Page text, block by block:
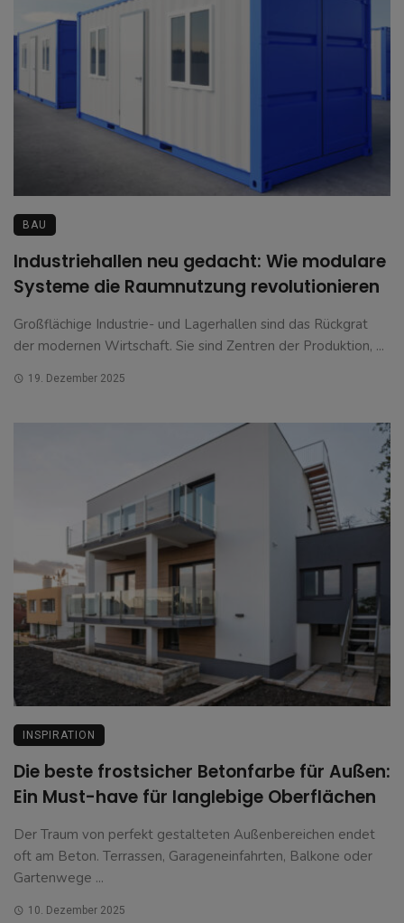
BAU
Industriehallen neu gedacht: Wie modulare
Systeme die Raumnutzung revolutionieren
Großflächige Industrie- und Lagerhallen sind das Rückgrat
der modernen Wirtschaft. Sie sind Zentren der Produktion, ...
19. Dezember 2025
INSPIRATION
Die beste frostsicher Betonfarbe für Außen:
Ein Must-have für langlebige Oberflächen
Der Traum von perfekt gestalteten Außenbereichen endet
oft am Beton. Terrassen, Garageneinfahrten, Balkone oder
Gartenwege ...
10. Dezember 2025